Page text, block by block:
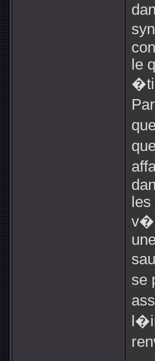
le
se